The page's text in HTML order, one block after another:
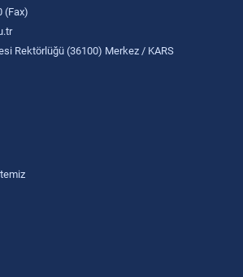
(Fax)
Rektörlüğü (36100) Merkez / KARS